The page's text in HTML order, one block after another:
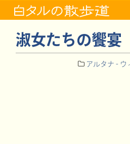
淑女たちの饗
アルタナ - ウ